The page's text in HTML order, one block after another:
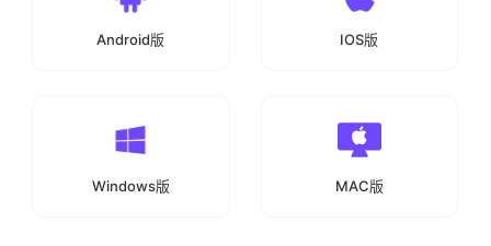
Android版 IOS版
Windows版 MAC版